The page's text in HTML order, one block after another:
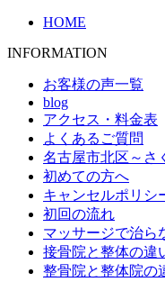
HOME
INFORMATION
お客様の声一覧
blog
アクセス・料金表
よくあるご質問
名古屋市北区～さ
初めての方へ
キャンセルポリシ
初回の流れ
マッサージで治ら
接骨院と整体の違
整骨院と整体院の